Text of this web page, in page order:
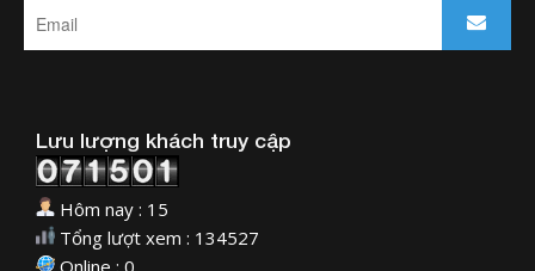
Lưu lượng khách truy cập
Hôm nay : 15
Tổng lượt xem : 134527
Online : 0